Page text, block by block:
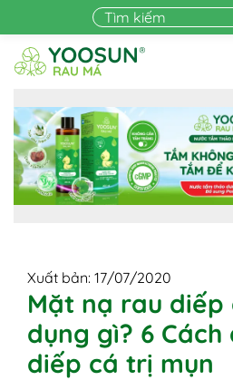
Skip to main content
Xuất bản: 17/07/2020
Mặt nạ rau diếp
dụng gì? 6
diếp cá trị mụn